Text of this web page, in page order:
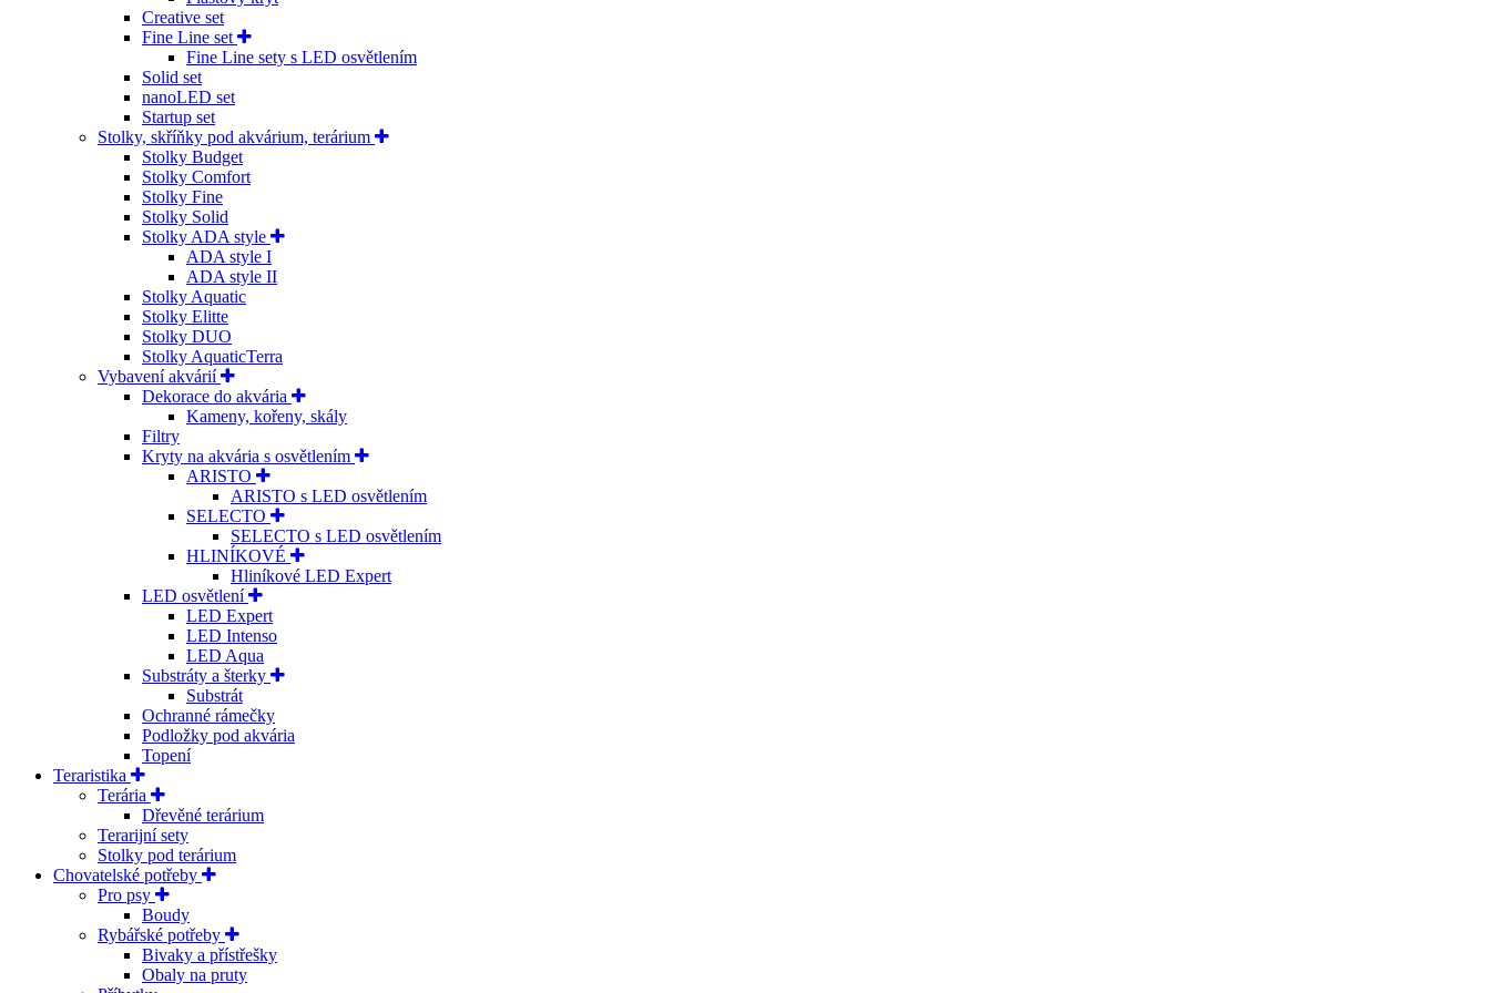
Creative set
Fine Line set
Fine Line sety s LED osvětlením
Solid set
nanoLED set
Startup set
Stolky, skříňky pod akvárium, terárium
Stolky Budget
Stolky Comfort
Stolky Fine
Stolky Solid
Stolky ADA style
ADA style I
ADA style II
Stolky Aquatic
Stolky Elitte
Stolky DUO
Stolky AquaticTerra
Vybavení akvárií
Dekorace do akvária
Kameny, kořeny, skály
Filtry
Kryty na akvária s osvětlením
ARISTO
ARISTO s LED osvětlením
SELECTO
SELECTO s LED osvětlením
HLINÍKOVÉ
Hliníkové LED Expert
LED osvětlení
LED Expert
LED Intenso
LED Aqua
Substráty a šterky
Substrát
Ochranné rámečky
Podložky pod akvária
Topení
Teraristika
Terária
Dřevěné terárium
Terarijní sety
Stolky pod terárium
Chovatelské potřeby
Pro psy
Boudy
Rybářské potřeby
Bivaky a přístřešky
Obaly na pruty